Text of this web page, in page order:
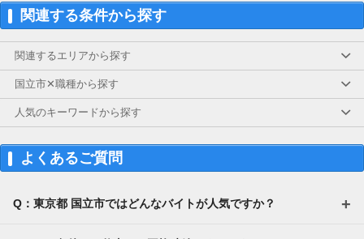
関連する条件から探す
関連するエリアから探す
国立市✕職種から探す
人気のキーワードから探す
よくあるご質問
Q：東京都 国立市ではどんなバイトが人気ですか？